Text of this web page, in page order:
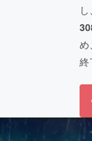
し
め
終